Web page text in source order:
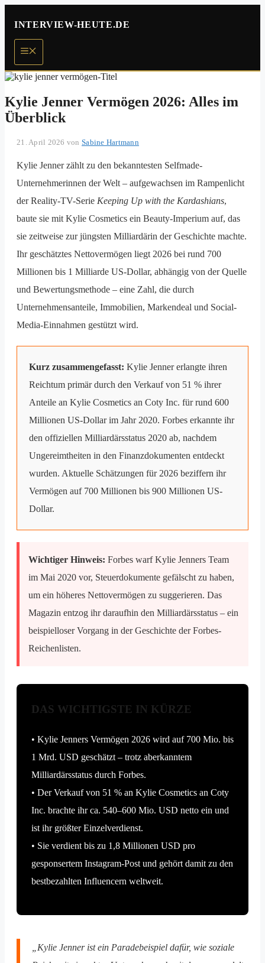
Inhalt
springen
INTERVIEW-HEUTE.DE
Menü
Kylie Jenner Vermögen 2026: Alles im
Überblick
21. April 2026 vonSabine Hartmann
Kylie Jenner zählt zu den bekanntesten Selfmade-
Unternehmerinnen der Welt – aufgewachsen im Rampenlicht
der Reality-TV-Serie Keeping Up with the Kardashians,
baute sie mit Kylie Cosmetics ein Beauty-Imperium auf, das
sie zeitweise zur jüngsten Milliardärin der Geschichte machte.
Ihr geschätztes Nettovermögen liegt 2026 bei rund 700
Millionen bis 1 Milliarde US-Dollar, abhängig von der Quelle
und Bewertungsmethode – eine Zahl, die durch
Unternehmensanteile, Immobilien, Markendeal und Social-
Media-Einnahmen gestützt wird.
Kurz zusammengefasst: Kylie Jenner erlangte ihren
Reichtum primär durch den Verkauf von 51 % ihrer
Anteile an Kylie Cosmetics an Coty Inc. für rund 600
Millionen US-Dollar im Jahr 2020. Forbes erkannte ihr
den offiziellen Milliardärsstatus 2020 ab, nachdem
Ungereimtheiten in den Finanzdokumenten entdeckt
wurden. Aktuelle Schätzungen für 2026 beziffern ihr
Vermögen auf 700 Millionen bis 900 Millionen US-
Dollar.
Wichtiger Hinweis: Forbes warf Kylie Jenners Team
im Mai 2020 vor, Steuerdokumente gefälscht zu haben,
um ein höheres Nettovermögen zu suggerieren. Das
Magazin entzog ihr daraufhin den Milliardärsstatus – ein
beispielloser Vorgang in der Geschichte der Forbes-
Reichenlisten.
DAS WICHTIGSTE IN KÜRZE
• Kylie Jenners Vermögen 2026 wird auf 700 Mio. bis
1 Mrd. USD geschätzt – trotz aberkanntem
Milliardärsstatus durch Forbes.
• Der Verkauf von 51 % an Kylie Cosmetics an Coty
Inc. brachte ihr ca. 540–600 Mio. USD netto ein und
ist ihr größter Einzelverdienst.
• Sie verdient bis zu 1,8 Millionen USD pro
gesponsertem Instagram-Post und gehört damit zu den
bestbezahlten Influencern weltweit.
„Kylie Jenner ist ein Paradebeispiel dafür, wie soziale